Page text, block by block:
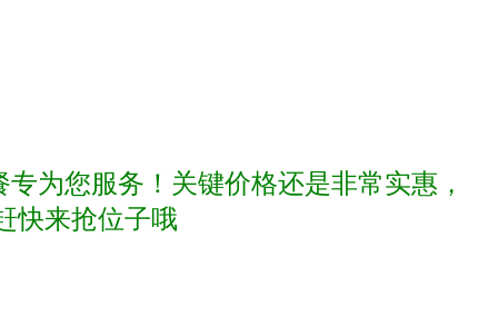
为您服务！关键价格还是非常实惠，
快来抢位子哦